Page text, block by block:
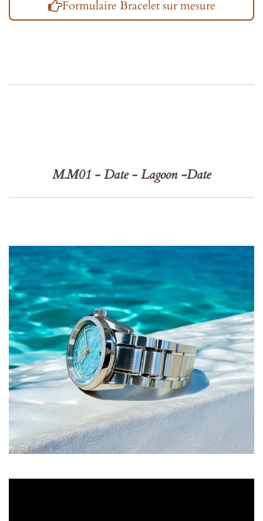
Formulaire Bracelet sur mesure
M.M01 - Date - Lagoon -Date